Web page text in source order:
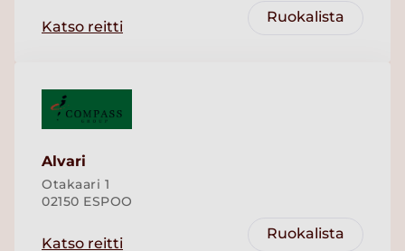
Katso reitti
Ruokalista
Alvari
Otakaari 1
02150 ESPOO
Katso reitti
Ruokalista